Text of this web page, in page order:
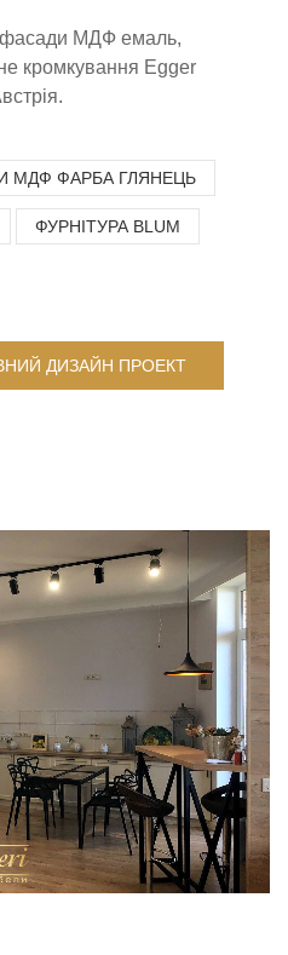
фасади МДФ емаль,
кромкування Egger
МДФ ФАРБА ГЛЯНЕЦЬ
ФУРНІТУРА BLUM
ДИЗАЙН ПРОЕКТ